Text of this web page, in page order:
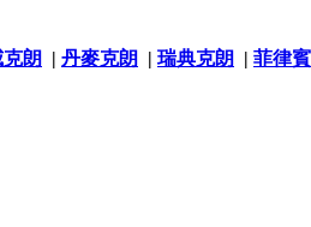
朗 | 丹麥克朗 | 瑞典克朗 | 菲律賓